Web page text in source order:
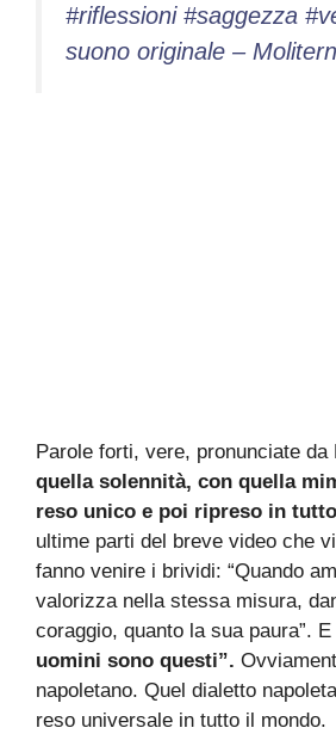
#riflessioni #saggezza
suono originale –
Parole forti, vere, pronunciate da
quella solennità, con quella
reso unico e poi ripreso in
ultime parti del breve video che
fanno venire i brividi: “Quando
valorizza nella stessa misura,
coraggio, quanto la sua paura”.
uomini sono questi”.
napoletano. Quel dialetto
reso universale in tutto il mondo.